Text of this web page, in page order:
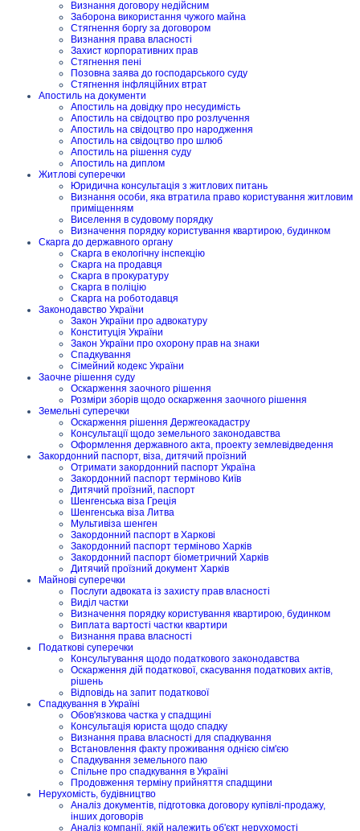
Визнання договору недійсним
Заборона використання чужого майна
Стягнення боргу за договором
Визнання права власності
Захист корпоративних прав
Стягнення пені
Позовна заява до господарського суду
Стягнення інфляційних втрат
Апостиль на документи
Апостиль на довідку про несудимість
Апостиль на свідоцтво про розлучення
Апостиль на свідоцтво про народження
Апостиль на свідоцтво про шлюб
Апостиль на рішення суду
Апостиль на диплом
Житлові суперечки
Юридична консультація з житлових питань
Визнання особи, яка втратила право користування житловим
приміщенням
Виселення в судовому порядку
Визначення порядку користування квартирою, будинком
Скарга до державного органу
Скарга в екологічну інспекцію
Скарга на продавця
Скарга в прокуратуру
Скарга в поліцію
Скарга на роботодавця
Законодавство України
Закон України про адвокатуру
Конституція України
Закон України про охорону прав на знаки
Спадкування
Сімейний кодекс України
Заочне рішення суду
Оскарження заочного рішення
Розміри зборів щодо оскарження заочного рішення
Земельні суперечки
Оскарження рішення Держгеокадастру
Консультації щодо земельного законодавства
Оформлення державного акта, проекту землевідведення
Закордонний паспорт, віза, дитячий проїзний
Отримати закордонний паспорт Україна
Закордонний паспорт терміново Київ
Дитячий проїзний, паспорт
Шенгенська віза Греція
Шенгенська віза Литва
Мультивіза шенген
Закордонний паспорт в Харкові
Закордонний паспорт терміново Харків
Закордонний паспорт біометричний Харків
Дитячий проїзний документ Харків
Майнові суперечки
Послуги адвоката із захисту прав власності
Виділ частки
Визначення порядку користування квартирою, будинком
Виплата вартості частки квартири
Визнання права власності
Податкові суперечки
Консультування щодо податкового законодавства
Оскарження дій податкової, скасування податкових актів,
рішень
Відповідь на запит податкової
Спадкування в Україні
Обов'язкова частка у спадщині
Консультація юриста щодо спадку
Визнання права власності для спадкування
Встановлення факту проживання однією сім'єю
Спадкування земельного паю
Спільне про спадкування в Україні
Продовження терміну прийняття спадщини
Нерухомість, будівництво
Аналіз документів, підготовка договору купівлі-продажу,
інших договорів
Аналіз компанії, якій належить об'єкт нерухомості